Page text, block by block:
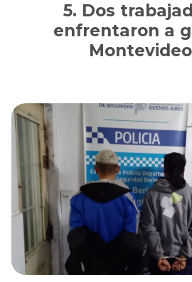
Dos
enfrentaron a